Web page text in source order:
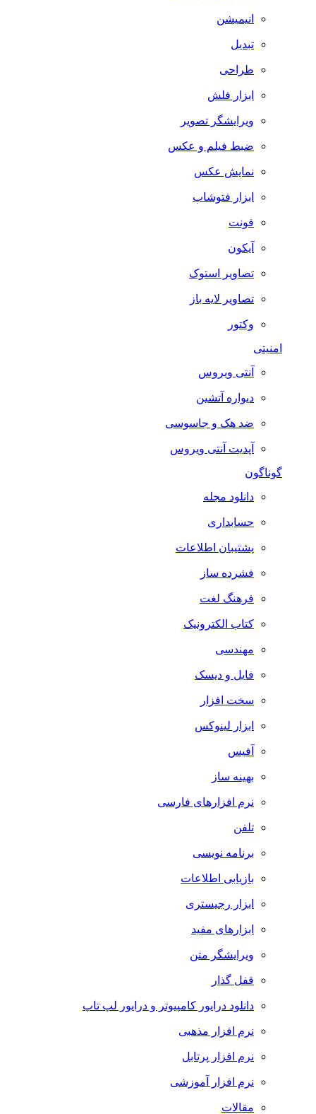
انیمیشن
تبدیل
طراحی
ابزار فلش
ویرایشگر تصویر
ضبط فيلم و عكس
نمایش عکس
ابزار فتوشاپ
فونت
آیکون
تصاویر استوک
تصاویر لایه باز
وکتور
امنیتی
آنتی ویروس
دیواره آتشین
ضد هک و جاسوسی
آپدیت آنتی ویروس
گوناگون
دانلود مجله
حسابداری
پشتیبان اطلاعات
فشرده ساز
فرهنگ لغت
کتاب الکترونیک
مهندسی
فایل و دیسک
سخت افزار
ابزار لینوکس
آفیس
بهینه ساز
نرم افزارهای فارسی
تلفن
برنامه نویسی
بازیابی اطلاعات
ابزار رجیستری
ابزارهای مفید
ویرایشگر متن
قفل گذار
دانلود درایور کامپیوتر و درایور لپ تاپ
نرم افزار مذهبی
نرم افزار پرتابل
نرم افزار آموزشی
مقالات